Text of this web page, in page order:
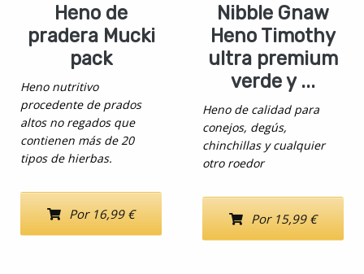
Heno de
pradera Mucki
pack
Heno nutritivo
procedente de prados
altos no regados que
contienen más de 20
tipos de hierbas.
Por 16,99 €
Nibble Gnaw
Heno Timothy
ultra premium
verde y ...
Heno de calidad para
conejos, degús,
chinchillas y cualquier
otro roedor
Por 15,99 €